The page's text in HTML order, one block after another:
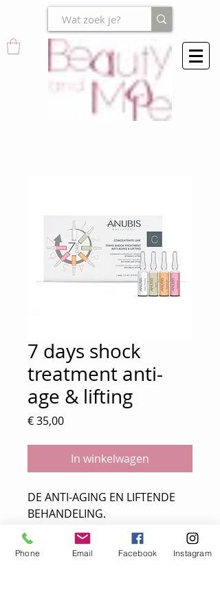
7 days shock
treatment anti-
age & lifting
€ 35,00Prijs
In winkelwagen
DE ANTI-AGING EN LIFTENDE
BEHANDELING.
7 daagse intensieve kuur
behandeling.
Phone Email Facebook Instagram